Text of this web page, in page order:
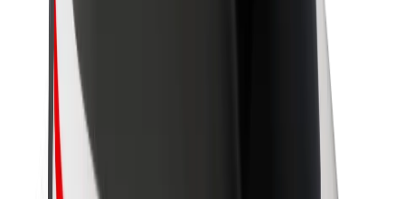
Blog
Centrul de presă
Manual de brand
Misiune
Relații cu investitorii